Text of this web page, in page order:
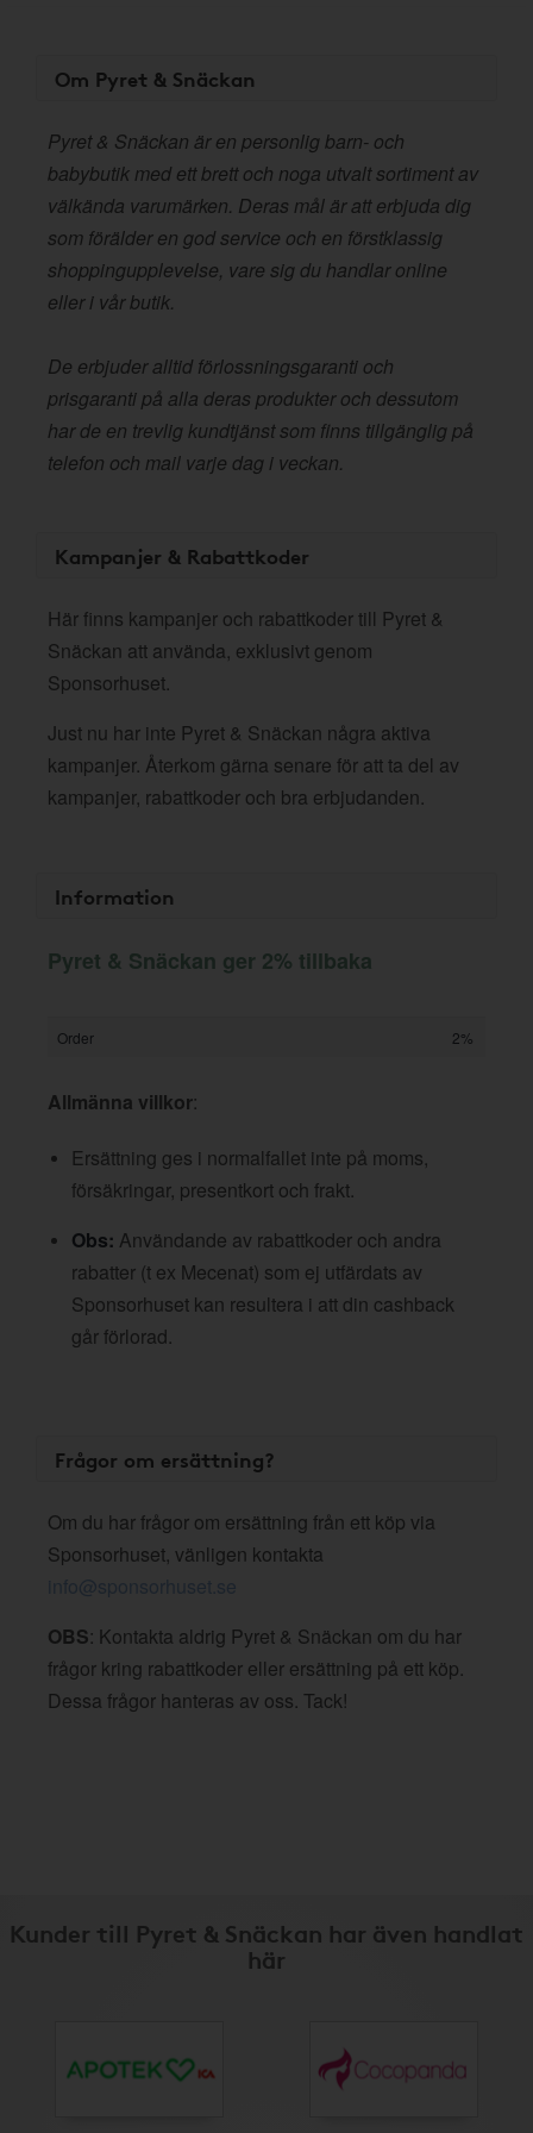
Om Pyret & Snäckan
Pyret & Snäckan är en personlig barn- och
babybutik med ett brett och noga utvalt sortiment av
välkända varumärken. Deras mål är att erbjuda dig
som förälder en god service och en förstklassig
shoppingupplevelse, vare sig du handlar online
eller i vår butik.
De erbjuder alltid förlossningsgaranti och
prisgaranti på alla deras produkter och dessutom
har de en trevlig kundtjänst som finns tillgänglig på
telefon och mail varje dag i veckan.
Kampanjer & Rabattkoder
Här finns kampanjer och rabattkoder till Pyret &
Snäckan att använda, exklusivt genom
Sponsorhuset.
Just nu har inte Pyret & Snäckan några aktiva
kampanjer. Återkom gärna senare för att ta del av
kampanjer, rabattkoder och bra erbjudanden.
Information
Pyret & Snäckan ger 2% tillbaka
Order 2%
Allmänna villkor:
Ersättning ges i normalfallet inte på moms,
försäkringar, presentkort och frakt.
Obs: Användande av rabattkoder och andra
rabatter (t ex Mecenat) som ej utfärdats av
Sponsorhuset kan resultera i att din cashback
går förlorad.
Frågor om ersättning?
Om du har frågor om ersättning från ett köp via
Sponsorhuset, vänligen kontakta
info@sponsorhuset.se
OBS: Kontakta aldrig Pyret & Snäckan om du har
frågor kring rabattkoder eller ersättning på ett köp.
Dessa frågor hanteras av oss. Tack!
Kunder till Pyret & Snäckan har även handlat
här